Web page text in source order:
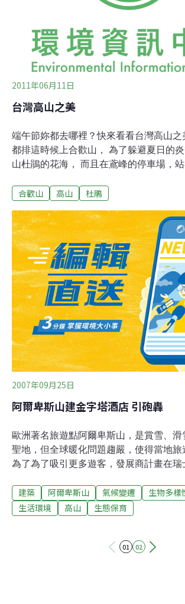
煮了太多食物吃不完，棄置在原地，造成
2011年06月11日
台灣高山之美
端午節妳都去哪裡？快來看看台灣高山之
都排這時候上合歡山， 為了躲避夏日的
山杜鵑的花海， 而且在鳶峰的停車場，
自的風景。
合歡山 高山 杜鵑
2007年09月25日
阿爾卑斯山建金字塔酒店 引砲轟
歐洲著名旅遊點阿爾卑斯山，是賞雪、
聖地，但全球暖化問題趨嚴，使得當地旅
為了為了吸引更多遊客，發展商計畫在瑞
保人土大為不滿，認為工程會破壞大自然
《泰晤士報》報導，由瑞士藝術家尤倫和
造價約3500萬歐元，建成後的高度有117
建築 阿爾卑斯山 氣候變遷 生物多樣
生活環境
高山 生態保育
01 02